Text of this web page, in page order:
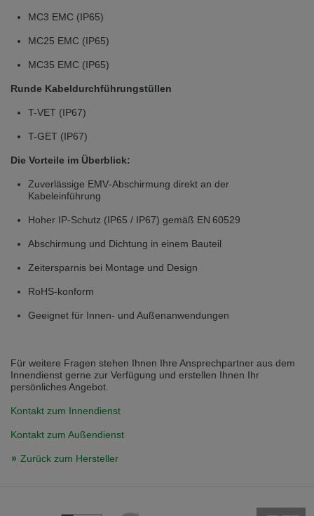
stránka je k dispozici také v angličtině. Přejete si přepnout na anglickou
Přepněte na anglickou verzi
selected one. This website is also available in English. Would you like to
MC3 EMC (IP65)
MC25 EMC (IP65)
MC35 EMC (IP65)
Runde Kabeldurchführungstüllen
T-VET (IP67)
T-GET (IP67)
Die Vorteile im Überblick:
Zuverlässige EMV‑Abschirmung direkt an der
Kabeleinführung
Hoher IP‑Schutz (IP65 / IP67) gemäß EN 60529
Abschirmung und Dichtung in einem Bauteil
Zeitersparnis bei Montage und Design
RoHS‑konform
Geeignet für Innen‑ und Außenanwendungen
Für weitere Fragen stehen Ihnen Ihre Ansprechpartner aus dem
Innendienst gerne zur Verfügung und erstellen Ihnen Ihr
persönliches Angebot.
Kontakt zum Innendienst
Kontakt zum Außendienst
Zurück zum Hersteller